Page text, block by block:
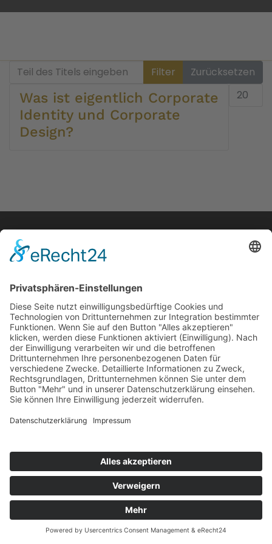
Teil des Titels eingeben Filter
Zurücksetzen
Anzeige
Was ist eigentlich Corporate
Identity und Corporate
Design?
Anschrift
(Termine nach Vereinbarung)
So erreichen Sie Uns
+49-163-173-193-4
+49-2041-3087820
Sicherheitsinformationen
Impressum
© 2026 SWAN. All Rights Reserved.
Design & Developed by SWAN